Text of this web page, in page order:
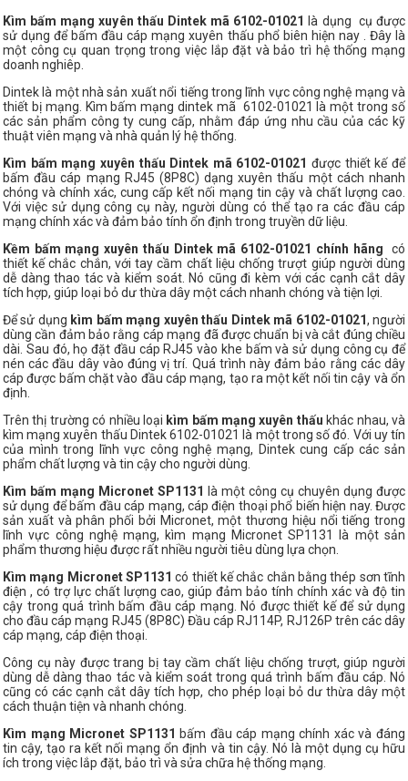
Kìm bấm mạng xuyên thấu Dintek mã 6102-01021
là dụng cụ được
sử dụng để bấm đầu cáp mạng xuyên thấu phổ biên hiện nay . Đây là
một công cụ quan trọng trong việc lắp đặt và bảo trì hệ thống mạng
doanh nghiêp.
Dintek là một nhà sản xuất nổi tiếng trong lĩnh vực công nghệ mạng và
thiết bị mạng. Kìm bấm mạng dintek mã 6102-01021 là một trong số
các sản phẩm công ty cung cấp, nhằm đáp ứng nhu cầu của các kỹ
thuật viên mạng và nhà quản lý hệ thống.
Kìm bấm mạng xuyên thấu Dintek mã 6102-01021 được thiết kế để
bấm đầu cáp mạng RJ45 (8P8C) dạng xuyên thấu một cách nhanh
chóng và chính xác, cung cấp kết nối mạng tin cậy và chất lượng cao.
Với việc sử dụng công cụ này, người dùng có thể tạo ra các đầu cáp
mạng chính xác và đảm bảo tính ổn định trong truyền dữ liệu.
Kềm bấm mạng xuyên thấu Dintek mã 6102-01021 chính hãng
có
thiết kế chắc chắn, với tay cầm chất liệu chống trượt giúp người dùng
dễ dàng thao tác và kiểm soát. Nó cũng đi kèm với các cạnh cắt dây
tích hợp, giúp loại bỏ dư thừa dây một cách nhanh chóng và tiện lợi.
Để sử dụng kìm bấm mạng xuyên thấu Dintek mã 6102-01021, người
dùng cần đảm bảo rằng cáp mạng đã được chuẩn bị và cắt đúng chiều
dài. Sau đó, họ đặt đầu cáp RJ45 vào khe bấm và sử dụng công cụ để
nén các đầu dây vào đúng vị trí. Quá trình này đảm bảo rằng các dây
cáp được bấm chặt vào đầu cáp mạng, tạo ra một kết nối tin cậy và ổn
định.
Trên thị trường có nhiều loại kìm bấm mạng xuyên thấu khác nhau, và
kìm mạng xuyên thấu Dintek 6102-01021 là một trong số đó. Với uy tín
của mình trong lĩnh vực công nghệ mạng, Dintek cung cấp các sản
phẩm chất lượng và tin cậy cho người dùng.
Kìm bấm mạng Micronet SP1131
là một công cụ chuyên dụng được
sử dụng để bấm đầu cáp mạng, cáp điện thoại phổ biến hiện nay. Được
sản xuất và phân phối bởi Micronet, một thương hiệu nổi tiếng trong
lĩnh vực công nghệ mạng, kìm mạng Micronet SP1131 là một sản
phẩm thương hiệu được rất nhiều người tiêu dùng lựa chọn.
Kìm mạng Micronet SP1131 có thiết kế chắc chắn bằng thép sơn tĩnh
điện , có trợ lực chất lượng cao, giúp đảm bảo tính chính xác và độ tin
cậy trong quá trình bấm đầu cáp mạng. Nó được thiết kế để sử dụng
cho đầu cáp mạng RJ45 (8P8C) Đầu cáp RJ114P, RJ126P trên các dây
cáp mạng, cáp điện thoại.
Công cụ này được trang bị tay cầm chất liệu chống trượt, giúp người
dùng dễ dàng thao tác và kiểm soát trong quá trình bấm đầu cáp. Nó
cũng có các cạnh cắt dây tích hợp, cho phép loại bỏ dư thừa dây một
cách thuận tiện và nhanh chóng.
Kìm mạng Micronet SP1131 bấm đầu cáp mạng chính xác và đáng
tin cậy, tạo ra kết nối mạng ổn định và tin cậy. Nó là một dụng cụ hữu
ích trong việc lắp đặt, bảo trì và sửa chữa hệ thống mạng.